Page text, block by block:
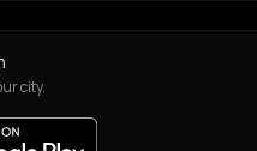
city.